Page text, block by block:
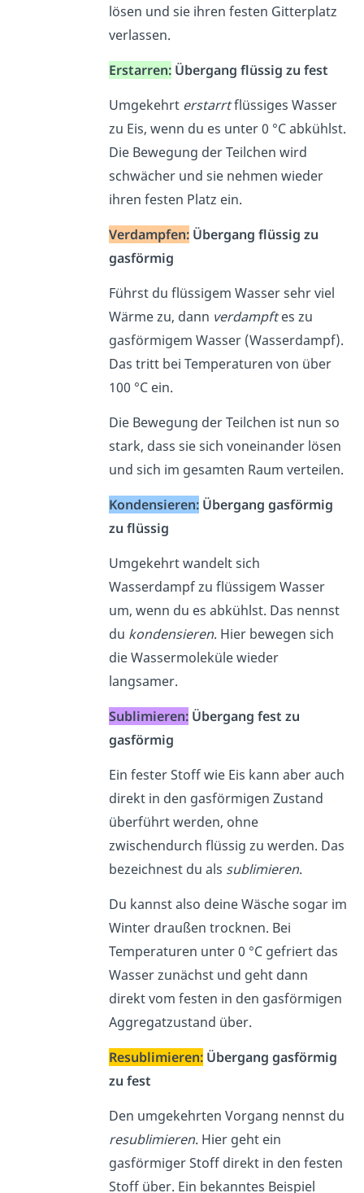
lösen und sie ihren festen Gitterplatz
verlassen.
Erstarren: Übergang flüssig zu fest
Umgekehrt erstarrtflüssiges Wasser
zu Eis, wenn du es unter 0 °C abkühlst.
Die Bewegung der Teilchen wird
schwächer und sie nehmen wieder
ihren festen Platz ein.
Verdampfen: Übergang flüssig zu
gasförmig
Führst du flüssigem Wasser sehr viel
Wärme zu, dann verdampftes zu
gasförmigem Wasser (Wasserdampf).
Das tritt bei Temperaturen von über
100 °C ein.
Die Bewegung der Teilchen ist nun so
stark, dass sie sich voneinander lösen
und sich im gesamten Raum verteilen.
Kondensieren: Übergang gasförmig
zu flüssig
Umgekehrt wandelt sich
Wasserdampf zu flüssigem Wasser
um, wenn du es abkühlst. Das nennst
du kondensieren. Hier bewegen sich
die Wassermoleküle wieder
langsamer.
Sublimieren: Übergang fest zu
gasförmig
Ein fester Stoff wie Eis kann aber auch
direkt in den gasförmigen Zustand
überführt werden, ohne
zwischendurch flüssig zu werden. Das
bezeichnest du als sublimieren.
Du kannst also deine Wäsche sogar im
Winter draußen trocknen. Bei
Temperaturen unter 0 °C gefriert das
Wasser zunächst und geht dann
direkt vom festen in den gasförmigen
Aggregatzustand über.
Resublimieren: Übergang gasförmig
zu fest
Den umgekehrten Vorgang nennst du
resublimieren. Hier geht ein
gasförmiger Stoff direkt in den festen
Stoff über. Ein bekanntes Beispiel